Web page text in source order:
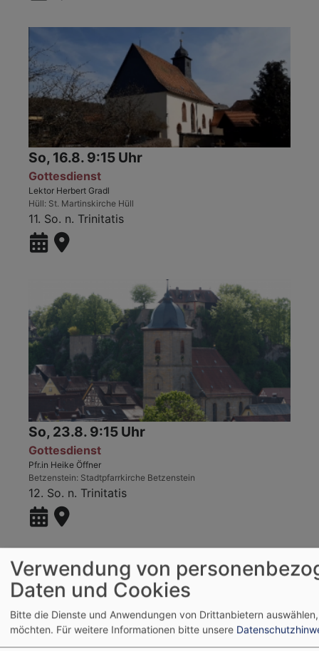
So, 16.8. 9:15 Uhr
Gottesdienst
Lektor Herbert Gradl
Hüll St. Martinskirche Hüll
11. So. n. Trinitatis
So, 23.8. 9:15 Uhr
Gottesdienst
Pfr.in Heike Öffner
Betzenstein Stadtpfarrkirche Betzenstein
12. So. n. Trinitatis
Verwendung von
Daten und Cookies
Bitte die Dienste und Anwendungen von Drittanbietern
möchten. Für weitere Informationen bitte unsere